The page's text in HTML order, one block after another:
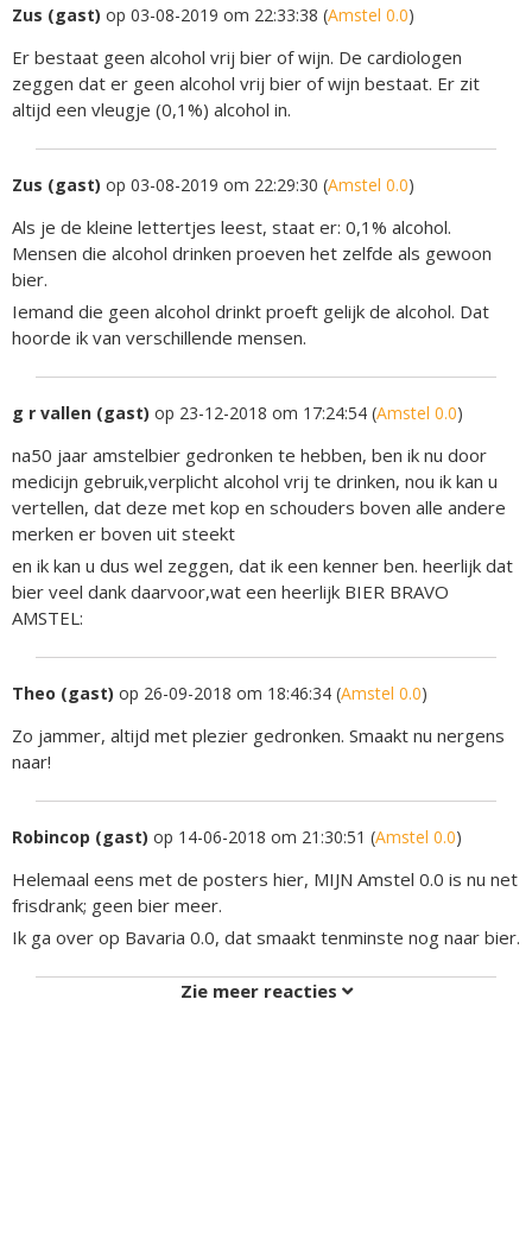
Zus (gast) op 03-08-2019 om 22:33:38 (Amstel 0.0)
Er bestaat geen alcohol vrij bier of wijn. De cardiologen
zeggen dat er geen alcohol vrij bier of wijn bestaat. Er zit
altijd een vleugje (0,1%) alcohol in.
Zus (gast) op 03-08-2019 om 22:29:30 (Amstel 0.0)
Als je de kleine lettertjes leest, staat er: 0,1% alcohol.
Mensen die alcohol drinken proeven het zelfde als gewoon
bier.
Iemand die geen alcohol drinkt proeft gelijk de alcohol. Dat
hoorde ik van verschillende mensen.
g r vallen (gast) op 23-12-2018 om 17:24:54 (Amstel 0.0)
na50 jaar amstelbier gedronken te hebben, ben ik nu door
medicijn gebruik,verplicht alcohol vrij te drinken, nou ik kan u
vertellen, dat deze met kop en schouders boven alle andere
merken er boven uit steekt
en ik kan u dus wel zeggen, dat ik een kenner ben. heerlijk dat
bier veel dank daarvoor,wat een heerlijk BIER BRAVO
AMSTEL:
Theo (gast) op 26-09-2018 om 18:46:34 (Amstel 0.0)
Zo jammer, altijd met plezier gedronken. Smaakt nu nergens
naar!
Robincop (gast) op 14-06-2018 om 21:30:51 (Amstel 0.0)
Helemaal eens met de posters hier, MIJN Amstel 0.0 is nu net
frisdrank; geen bier meer.
Ik ga over op Bavaria 0.0, dat smaakt tenminste nog naar bier.
Zie meer reacties